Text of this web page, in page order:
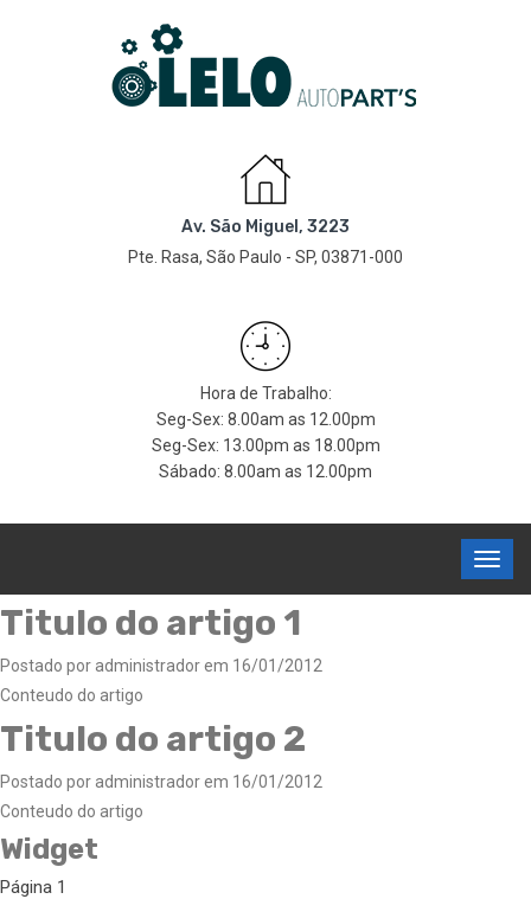
Av. São Miguel, 3223
Pte. Rasa, São Paulo - SP, 03871-000
Hora de Trabalho:
Seg-Sex: 8.00am as 12.00pm
Seg-Sex: 13.00pm as 18.00pm
Sábado: 8.00am as 12.00pm
Titulo do artigo 1
Postado por administrador em 16/01/2012
Conteudo do artigo
Titulo do artigo 2
Postado por administrador em 16/01/2012
Conteudo do artigo
Widget
Página 1